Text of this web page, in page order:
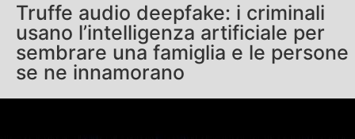
Truffe audio deepfake: i criminali
usano l’intelligenza artificiale per
sembrare una famiglia e le persone
se ne innamorano